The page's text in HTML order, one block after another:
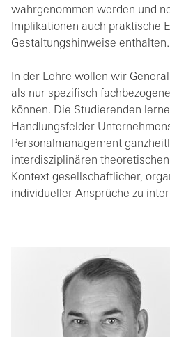
wahrgenommen werden und
Implikationen auch praktische
Gestaltungshinweise enthalten.
In der Lehre wollen wir
als nur spezifisch
können. Die Studierenden
Handlungsfelder
Personalmanagement
interdisziplinären
Kontext gesellschaftlicher,
individueller Ansprüche zu